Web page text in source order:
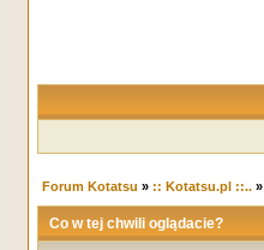
Forum Kotatsu » :: Kotatsu.pl ::..»
Co w tej chwili oglądacie?